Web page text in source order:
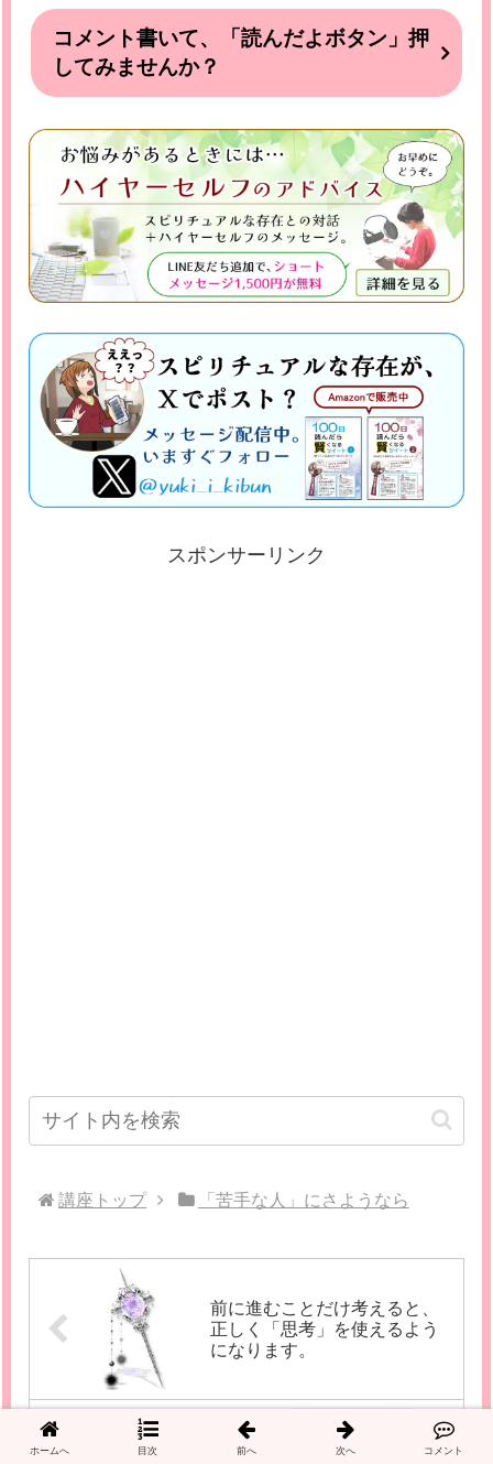
コメント書いて、「読んだよボタン」押
してみませんか？
スポンサーリンク
講座トップ 「苦手な人」にさようなら
前に進むことだけ考えると、
正しく「思考」を使えるよう
になります。
迎合しない「ありのままの自
ホームへ 目次 前へ 次へ コメント